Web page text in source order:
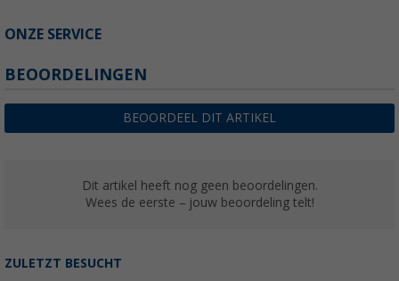
ONZE SERVICE
BEOORDELINGEN
BEOORDEEL DIT ARTIKEL
Dit artikel heeft nog geen beoordelingen.
Wees de eerste – jouw beoordeling telt!
ZULETZT BESUCHT